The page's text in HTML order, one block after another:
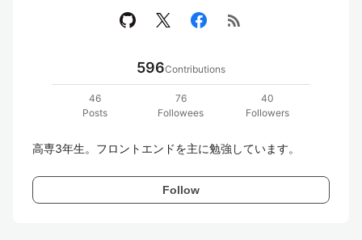
rss_feed
596Contributions
46
Posts
76
Followees
40
Followers
高専3年生。フロントエンドを主に勉強しています。
Follow